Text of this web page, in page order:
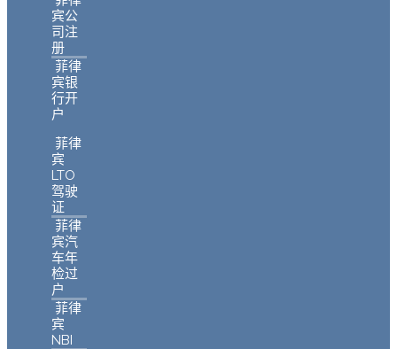
宾公
司注
册
菲律
宾银
行开
户
菲律
宾
LTO
驾驶
证
菲律
宾汽
车年
检过
户
菲律
宾
NBI